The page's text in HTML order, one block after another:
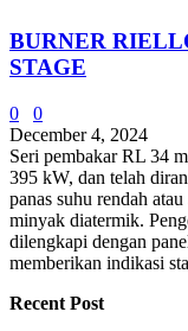
BURNER
STAGE
0
0
December 4, 2024
Seri pembakar RL 34
395 kW, dan telah
panas suhu rendah
minyak diatermik.
dilengkapi dengan
memberikan indikasi
Recent Post